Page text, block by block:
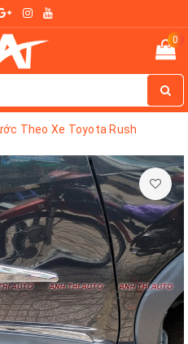
0
Theo Xe Toyota Rush